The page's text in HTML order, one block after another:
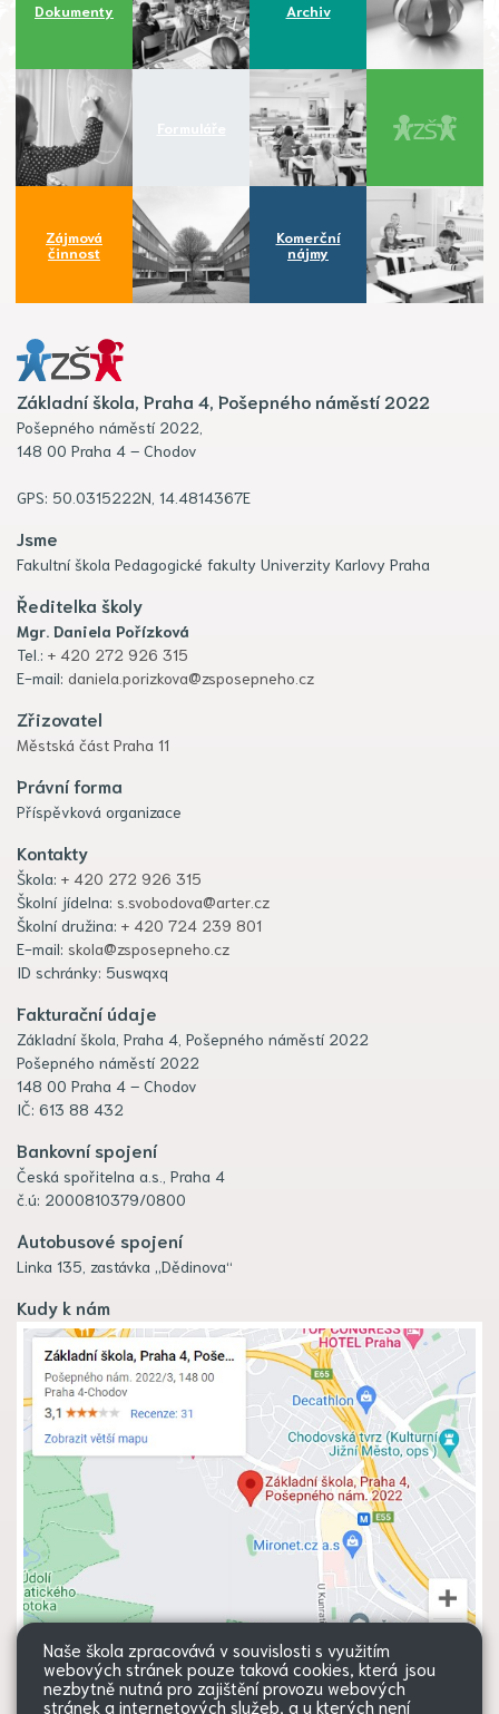
Dokumenty Archiv
Zájmová
činnost
Komerční
nájmy
Základní škola, Praha 4, Pošepného náměstí 2022
Pošepného náměstí 2022,
148 00 Praha 4 – Chodov
GPS: 50.0315222N, 14.4814367E
Jsme
Fakultní škola Pedagogické fakulty Univerzity Karlovy Praha
Ředitelka školy
Mgr. Daniela Pořízková
Tel.: + 420 272 926 315
E-mail: daniela.porizkova@zsposepneho.cz
Zřizovatel
Městská část Praha 11
Právní forma
Příspěvková organizace
Kontakty
Škola: + 420 272 926 315
Školní jídelna: s.svobodova@arter.cz
Školní družina: + 420 724 239 801
E-mail: skola@zsposepneho.cz
ID schránky: 5uswqxq
Fakturační údaje
Základní škola, Praha 4, Pošepného náměstí 2022
Pošepného náměstí 2022
148 00 Praha 4 – Chodov
IČ: 613 88 432
Bankovní spojení
Česká spořitelna a.s., Praha 4
č.ú: 2000810379/0800
Autobusové spojení
Linka 135, zastávka „Dědinova“
Kudy k nám
Naše škola zpracovává v souvislosti s využitím
webových stránek pouze taková cookies, která jsou
nezbytně nutná pro zajištění provozu webových
stránek a internetových služeb, a u kterých není